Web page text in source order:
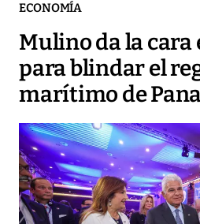
ECONOMÍA
Mulino da la cara
para blindar el
marítimo de